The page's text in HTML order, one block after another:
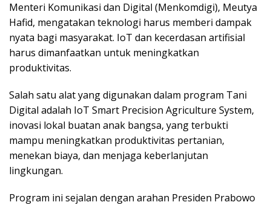
Menteri Komunikasi dan Digital (Menkomdigi), Meutya
Hafid, mengatakan teknologi harus memberi dampak
nyata bagi masyarakat. IoT dan kecerdasan artifisial
harus dimanfaatkan untuk meningkatkan
produktivitas.
Salah satu alat yang digunakan dalam program Tani
Digital adalah IoT Smart Precision Agriculture System,
inovasi lokal buatan anak bangsa, yang terbukti
mampu meningkatkan produktivitas pertanian,
menekan biaya, dan menjaga keberlanjutan
lingkungan.
Program ini sejalan dengan arahan Presiden Prabowo